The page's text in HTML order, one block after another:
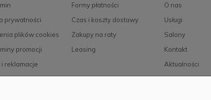
prywatności
plików cookies
promocji
reklamacje
Formy płatności
Czas i koszty dostawy
Zakupy na raty
Leasing
O nas
Usługi
Salony
Kontakt
Aktualności
Kariera